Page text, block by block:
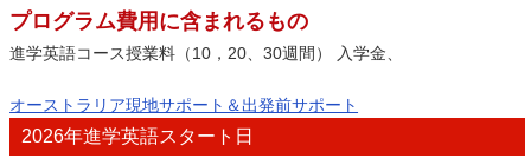
プログラム費用に含まれるもの
進学英語コース授業料（10，20、30週間） 入学金、
オーストラリア現地サポート＆出発前サポート
2026年進学英語スタート日